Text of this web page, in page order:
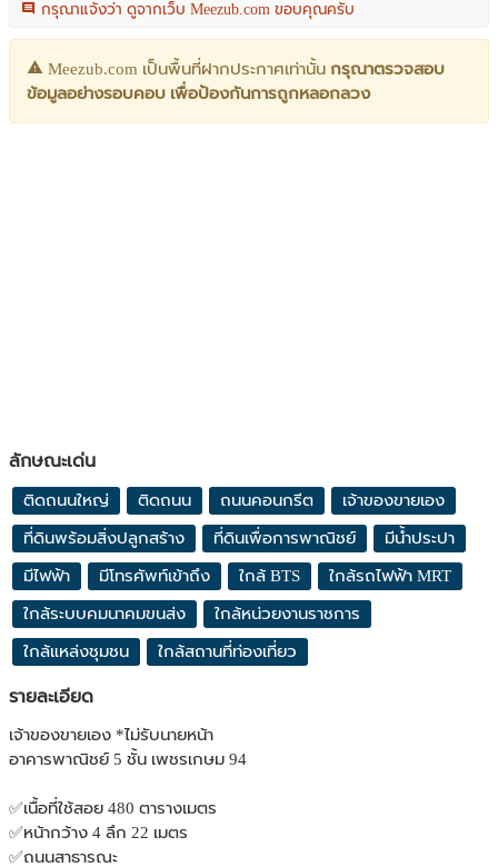
กรุณาแจ้งว่า ดูจากเว็บ Meezub.com ขอบคุณครับ
Meezub.com เป็นพื้นที่ฝากประกาศเท่านั้น กรุณาตรวจสอบ
ข้อมูลอย่างรอบคอบ เพื่อป้องกันการถูกหลอกลวง
ลักษณะเด่น
ติดถนนใหญ่ ติดถนน ถนนคอนกรีต เจ้าของขายเอง
ที่ดินพร้อมสิ่งปลูกสร้าง ที่ดินเพื่อการพาณิชย์ มีน้ำประปา
มีไฟฟ้า มีโทรศัพท์เข้าถึง ใกล้ BTS ใกล้รถไฟฟ้า MRT
ใกล้ระบบคมนาคมขนส่ง ใกล้หน่วยงานราชการ
ใกล้แหล่งชุมชน ใกล้สถานที่ท่องเที่ยว
รายละเอียด
เจ้าของขายเอง *ไม่รับนายหน้า
อาคารพาณิชย์ 5 ชั้น เพชรเกษม 94
✅เนื้อที่ใช้สอย 480 ตารางเมตร
✅หน้ากว้าง 4 ลึก 22 เมตร
✅ถนนสาธารณะ